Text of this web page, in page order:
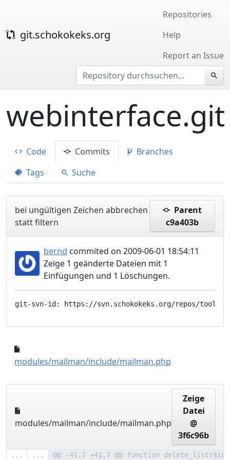
git.schokokeks.org
Repositories
Help
Report an Issue
webinterface.git
Code Commits
Branches
Tags
Suche
bei ungültigen Zeichen abbrechen
statt filtern
Parent
c9a403b
bernd commited on 2009-06-01 18:54:11
Zeige 1 geänderte Dateien mit 1
Einfügungen und 1 Löschungen.
modules/mailman/include/mailman.php
modules/mailman/include/mailman.php
Zeige
Datei
@
3f6c96b
... ... @@ -41,7 +41,7 @@ function delete_list($id)